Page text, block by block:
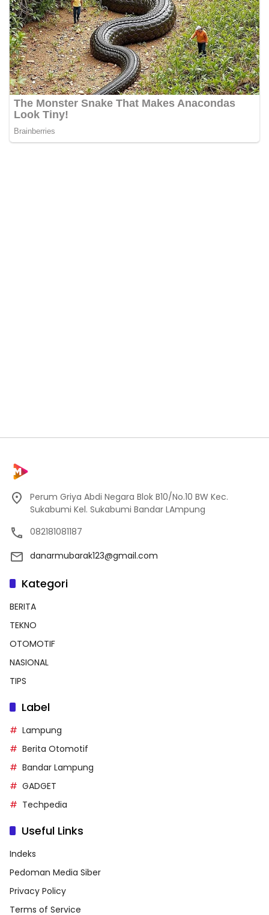
Perum Griya Abdi Negara Blok B10/No.10 BW Kec.
Sukabumi Kel. Sukabumi Bandar LAmpung
082181081187
danarmubarak123@gmail.com
Kategori
BERITA
TEKNO
OTOMOTIF
NASIONAL
TIPS
Label
Lampung
Berita Otomotif
Bandar Lampung
GADGET
Techpedia
Useful Links
Indeks
Pedoman Media Siber
Privacy Policy
Terms of Service